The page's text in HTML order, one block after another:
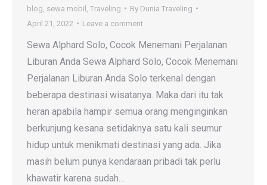
blog sewa mobil Traveling By Dunia Traveling
April 21, 2022
Leave a comment
Sewa Alphard Solo, Cocok Menemani Perjalanan
Liburan Anda Sewa Alphard Solo, Cocok Menemani
Perjalanan Liburan Anda Solo terkenal dengan
beberapa destinasi wisatanya. Maka dari itu tak
heran apabila hampir semua orang menginginkan
berkunjung kesana setidaknya satu kali seumur
hidup untuk menikmati destinasi yang ada. Jika
masih belum punya kendaraan pribadi tak perlu
khawatir karena sudah…